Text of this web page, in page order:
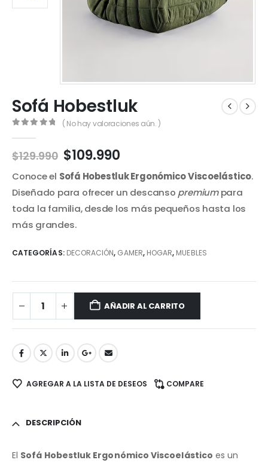
Sofá Hobestluk
( No hay valoraciones aún. )
$129.990 El
precio
original
era:
$129.990.
$109.990El
precio
actual
es:
$109.990.
Conoce el Sofá Hobestluk Ergonómico Viscoelástico.
Diseñado para ofrecer un descanso premiumpara
toda la familia,desde los más pequeños hasta los
más grandes.
CATEGORÍAS: DECORACIÓN, GAMER, HOGAR, MUEBLES
AÑADIR AL CARRITO
AGREGAR A LA LISTA DE DESEOS COMPARE
DESCRIPCIÓN
El Sofá Hobestluk Ergonómico Viscoelástico es un